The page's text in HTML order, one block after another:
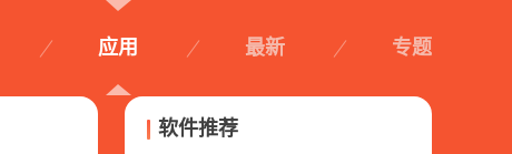
应用 最新 专题
软件推荐